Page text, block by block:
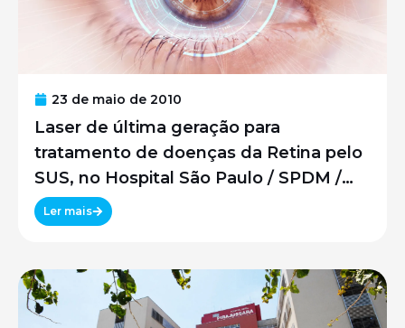
23 de maio de 2010
Laser de última geração para
tratamento de doenças da Retina pelo
SUS, no Hospital São Paulo / SPDM /
UNIFESP
Ler mais